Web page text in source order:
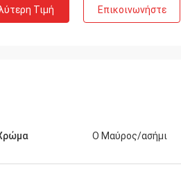
Τιμή Επικοινωνήστε
Ο Μαύρος/ασήμι